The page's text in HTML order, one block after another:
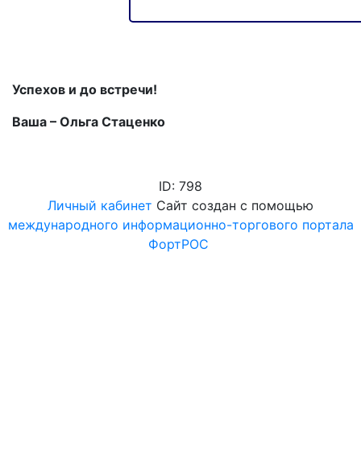
Успехов и до встречи!
Ваша – Ольга Стаценко
ID: 798
Личный кабинет Сайт создан с помощью
международного информационно-торгового портала
ФортРОС